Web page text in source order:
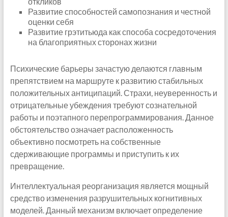
Развитие способностей самопознания и честной
оценки себя
Развитие грэтитьюда как способа сосредоточения
на благоприятных сторонах жизни
Психические барьеры зачастую делаются главным
препятствием на маршруте к развитию стабильных
положительных антиципаций. Страхи, неуверенность и
отрицательные убеждения требуют сознательной
работы и поэтапного перепрограммирования. Данное
обстоятельство означает расположенность
объективно посмотреть на собственные
сдерживающие программы и приступить к их
превращение.
Интеллектуальная реорганизация является мощный
средство изменения разрушительных когнитивных
моделей. Данный механизм включает определение